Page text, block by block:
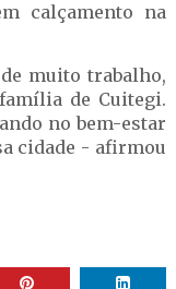
calçamento na
muito trabalho,
de Cuitegi.
no bem-estar
cidade - afirmou